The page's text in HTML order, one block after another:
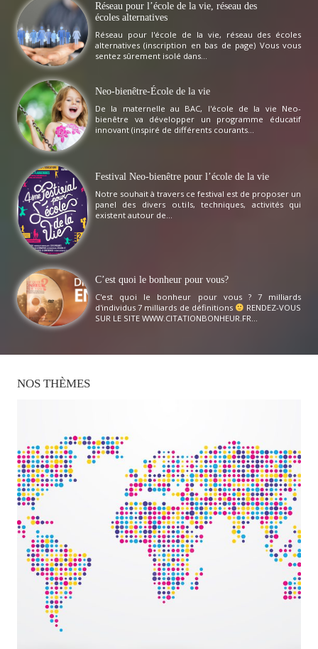
Réseau pour l’école de la vie, réseau des
écoles alternatives
Réseau pour l'école de la vie, réseau des écoles
alternatives (inscription en bas de page) Vous vous
sentez sûrement isolé dans...
Neo-bienêtre-École de la vie
De la maternelle au BAC, l'école de la vie Neo-
bienêtre va développer un programme éducatif
innovant (inspiré de différents courants...
Festival Neo-bienêtre pour l’école de la vie
Notre souhait à travers ce festival est de proposer un
panel des divers outils, techniques, activités qui
existent autour de...
C’est quoi le bonheur pour vous?
C'est quoi le bonheur pour vous ? 7 milliards
d'individus 7 milliards de définitions
RENDEZ-VOUS
SUR LE SITE WWW.CITATIONBONHEUR.FR...
NOS THÈMES